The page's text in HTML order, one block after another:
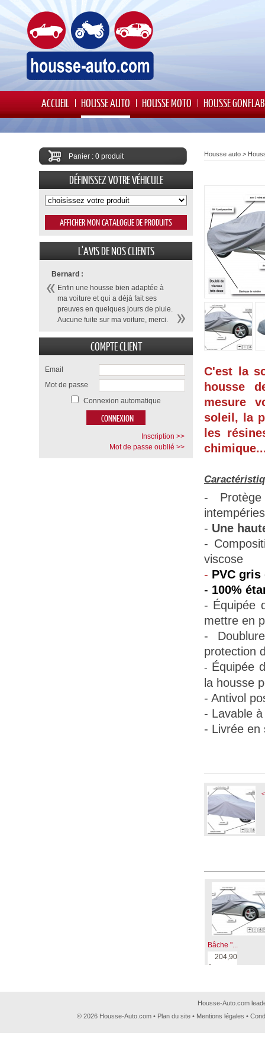
ACCUEIL HOUSSE AUTO HOUSSE MOTO HOUSSE
Housse auto >
C'est la
housse
mesure
soleil, la
les
-
- Une
-
viscose
- PVC gris
- 100%
- Équipée
mettre en
-
protection
- Équipée
la housse
- Antivol
- Lavable
- Livrée en
Bâche "...
204,90
€
Panier : 0 produit
DÉFINISSEZ VOTRE VÉHICULE
L'AVIS DE NOS CLIENTS
Bernard :
Enfin une housse bien adaptée à
ma voiture et qui a déjà fait ses
preuves en quelques jours de pluie.
Aucune fuite sur ma voiture, merci.
COMPTE CLIENT
Email
Mot de passe
Connexion automatique
Inscription >>
Mot de passe oublié >>
Housse-Auto.com
© 2026 Housse-Auto.com • Plan du site • Mentions légales •